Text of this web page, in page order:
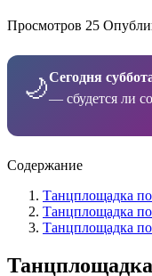
Просмотров 25
🌙Сегодня
— сбудется ли
Содержание
Танцплощадка
Танцплощадка
Танцплощадка